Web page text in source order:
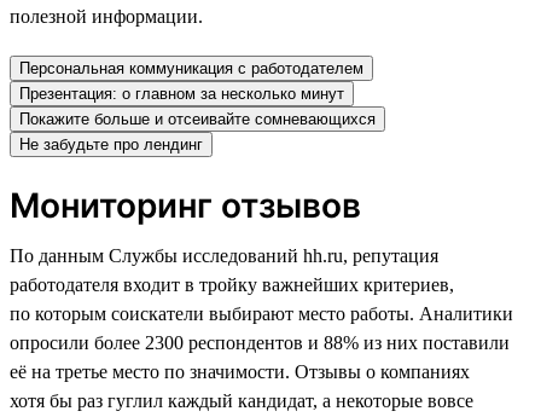
полезной информации.
Персональная коммуникация с работодателем
Презентация: о главном за несколько минут
Покажите больше и отсеивайте сомневающихся
Не забудьте про лендинг
Мониторинг отзывов
По данным Службы исследований hh.ru, репутация
работодателя входит в тройку важнейших критериев,
по которым соискатели выбирают место работы. Аналитики
опросили более 2300 респондентов и 88% из них поставили
её на третье место по значимости. Отзывы о компаниях
хотя бы раз гуглил каждый кандидат, а некоторые вовсе